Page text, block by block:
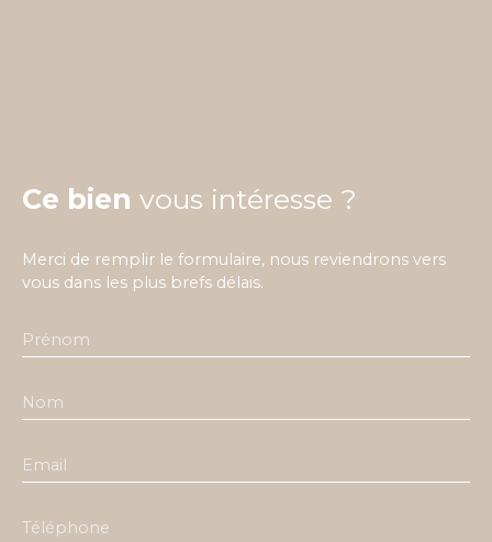
Ce bien vous intéresse ?
Merci de remplir le formulaire, nous reviendrons vers
vous dans les plus brefs délais.
Prénom
Nom
Email
Téléphone